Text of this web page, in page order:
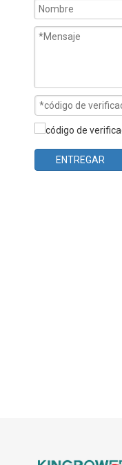
ENTREGAR